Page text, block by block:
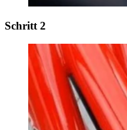
Schritt 2